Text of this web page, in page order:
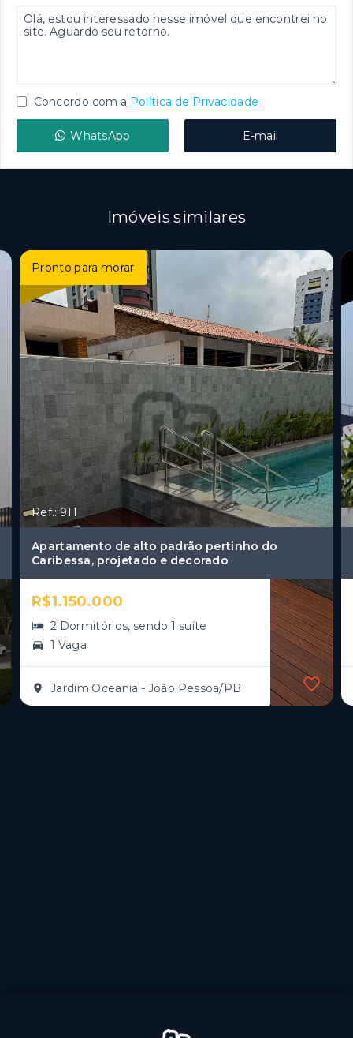
Concordo com a Política de Privacidade
WhatsApp E-mail
Imóveis similares
Pronto para morar
Ref.: 911
Apartamento de alto padrão pertinho do
Caribessa, projetado e decorado
R$1.150.000
2 Dormitórios, sendo 1 suíte
1 Vaga
Jardim Oceania - João Pessoa/PB